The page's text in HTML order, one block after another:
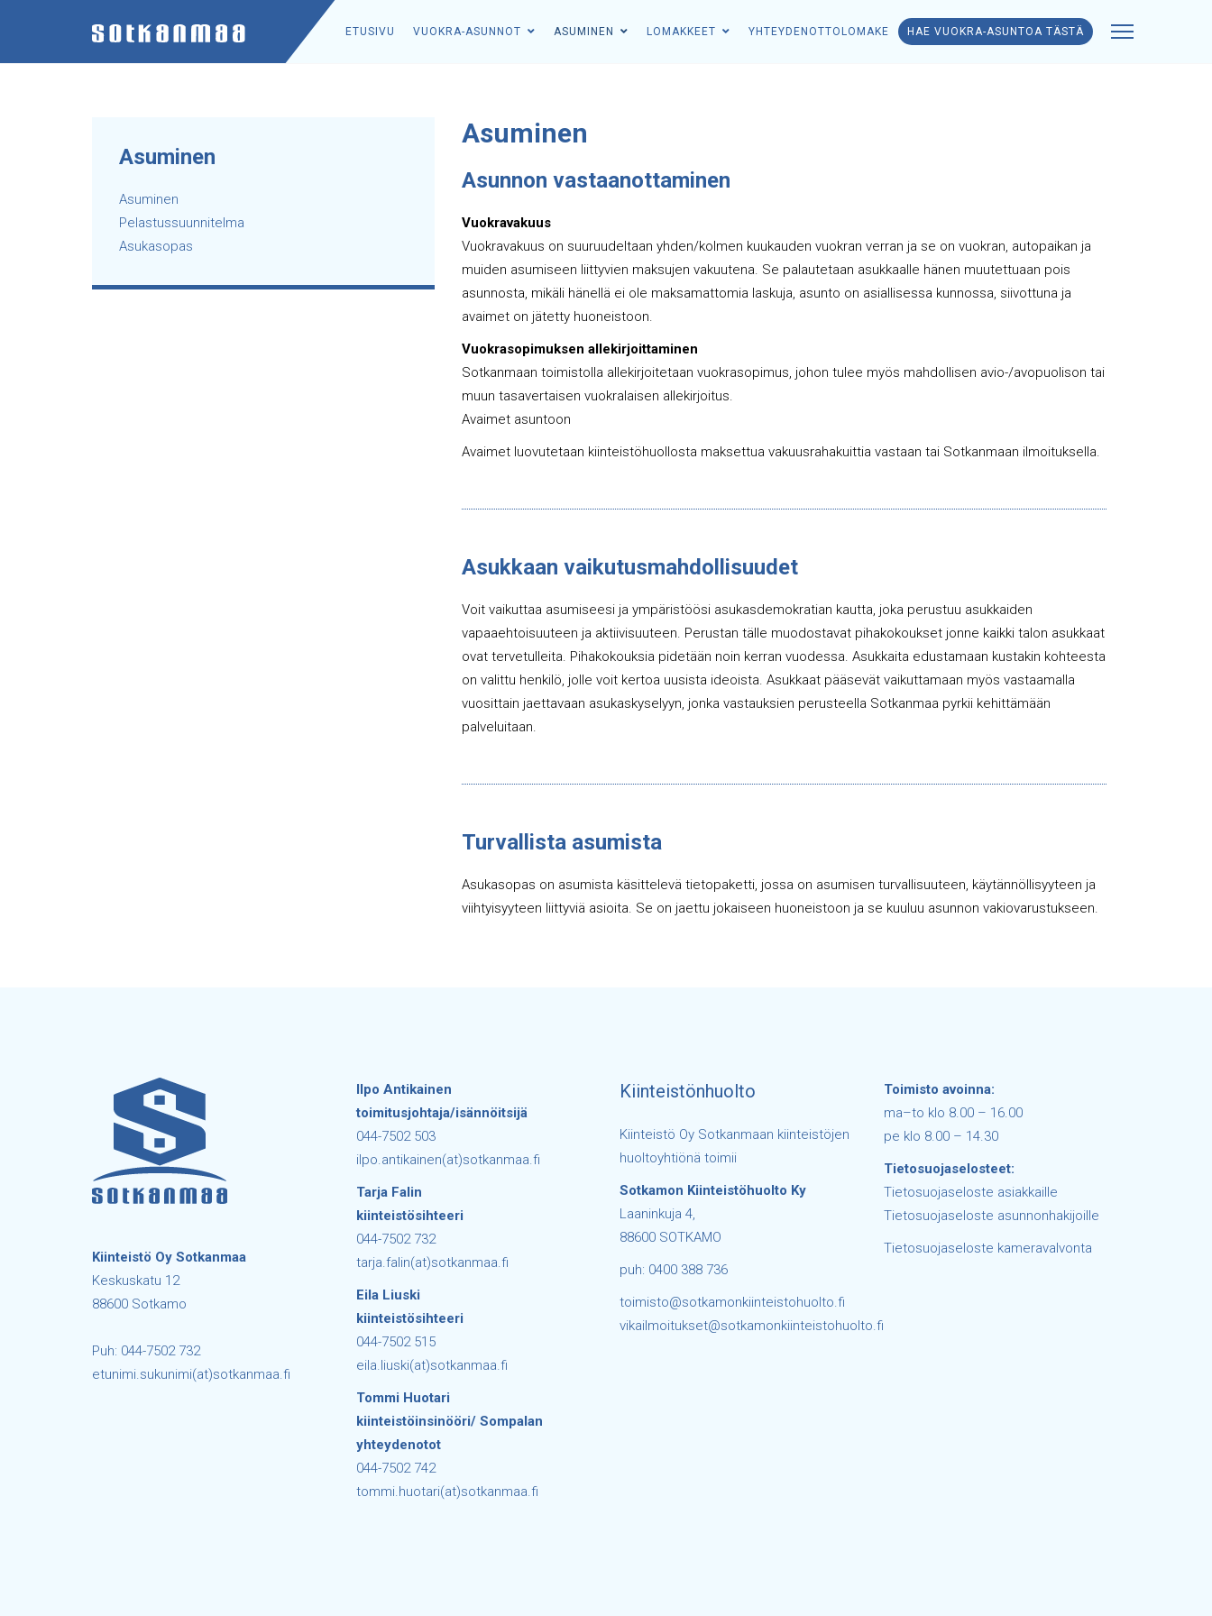
ETUSIVU VUOKRA-ASUNNOT ASUMINEN LOMAKKEET YHTEYDENOTTOLOMAKE HAE VUOKRA-ASUNTOA TÄSTÄ
Asuminen
Asuminen
Pelastussuunnitelma
Asukasopas
Asuminen
Asunnon vastaanottaminen
Vuokravakuus
Vuokravakuus on suuruudeltaan yhden/kolmen kuukauden vuokran verran ja se on vuokran, autopaikan ja
muiden asumiseen liittyvien maksujen vakuutena. Se palautetaan asukkaalle hänen muutettuaan pois
asunnosta, mikäli hänellä ei ole maksamattomia laskuja, asunto on asiallisessa kunnossa, siivottuna ja
avaimet on jätetty huoneistoon.
Vuokrasopimuksen allekirjoittaminen
Sotkanmaan toimistolla allekirjoitetaan vuokrasopimus, johon tulee myös mahdollisen avio-/avopuolison tai
muun tasavertaisen vuokralaisen allekirjoitus.
Avaimet asuntoon
Avaimet luovutetaan kiinteistöhuollosta maksettua vakuusrahakuittia vastaan tai Sotkanmaan ilmoituksella.
Asukkaan vaikutusmahdollisuudet
Voit vaikuttaa asumiseesi ja ympäristöösi asukasdemokratian kautta, joka perustuu asukkaiden
vapaaehtoisuuteen ja aktiivisuuteen. Perustan tälle muodostavat pihakokoukset jonne kaikki talon asukkaat
ovat tervetulleita. Pihakokouksia pidetään noin kerran vuodessa. Asukkaita edustamaan kustakin kohteesta
on valittu henkilö, jolle voit kertoa uusista ideoista. Asukkaat pääsevät vaikuttamaan myös vastaamalla
vuosittain jaettavaan asukaskyselyyn, jonka vastauksien perusteella Sotkanmaa pyrkii kehittämään
palveluitaan.
Turvallista asumista
Asukasopas on asumista käsittelevä tietopaketti, jossa on asumisen turvallisuuteen, käytännöllisyyteen ja
viihtyisyyteen liittyviä asioita. Se on jaettu jokaiseen huoneistoon ja se kuuluu asunnon vakiovarustukseen.
Kiinteistö Oy Sotkanmaa
Keskuskatu 12
88600 Sotkamo
Puh: 044-7502 732
etunimi.sukunimi(at)sotkanmaa.fi
Ilpo Antikainen
toimitusjohtaja/isännöitsijä
044-7502 503
ilpo.antikainen(at)sotkanmaa.fi
Tarja Falin
kiinteistösihteeri
044-7502 732
tarja.falin(at)sotkanmaa.fi
Eila Liuski
kiinteistösihteeri
044-7502 515
eila.liuski(at)sotkanmaa.fi
Tommi Huotari
kiinteistöinsinööri/ Sompalan
yhteydenotot
044-7502 742
tommi.huotari(at)sotkanmaa.fi
Kiinteistönhuolto
Kiinteistö Oy Sotkanmaan kiinteistöjen
huoltoyhtiönä toimii
Sotkamon Kiinteistöhuolto Ky
Laaninkuja 4,
88600 SOTKAMO
puh: 0400 388 736
toimisto@sotkamonkiinteistohuolto.fi
vikailmoitukset@sotkamonkiinteistohuolto.fi
Toimisto avoinna:
ma–to klo 8.00 – 16.00
pe klo 8.00 – 14.30
Tietosuojaselosteet:
Tietosuojaseloste asiakkaille
Tietosuojaseloste asunnonhakijoille
Tietosuojaseloste kameravalvonta